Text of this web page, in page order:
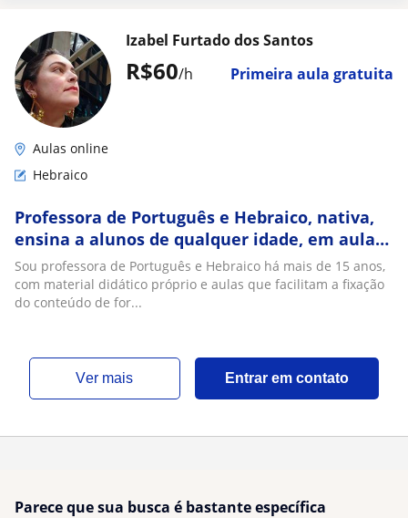
R$60/h Primeira aula gratuita
Izabel Furtado dos Santos
Aulas online
Hebraico
Professora de Português e Hebraico, nativa,
ensina a alunos de qualquer idade, em aulas
virtuais
Sou professora de Português e Hebraico há mais de 15 anos,
com material didático próprio e aulas que facilitam a fixação
do conteúdo de for...
ver mais Entrar em contato
Parece que sua busca é bastante específica